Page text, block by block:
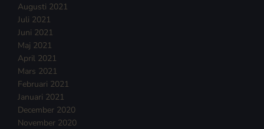
Augusti 2021
Juli 2021
Juni 2021
Maj 2021
April 2021
Mars 2021
Februari 2021
Januari 2021
December 2020
November 2020